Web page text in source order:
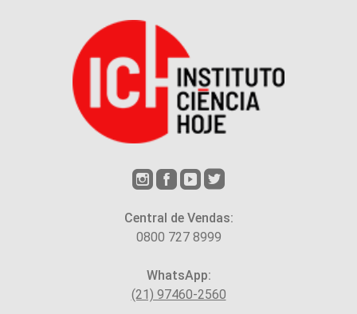
Central de Vendas:
0800 727 8999
WhatsApp:
(21) 97460-2560